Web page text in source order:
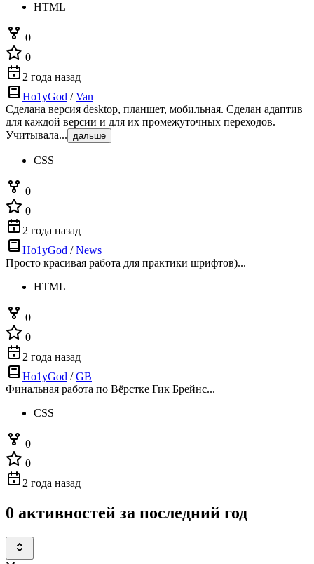
HTML
0
0
2 года назад
Ho1yGod /Van
Сделана версия desktop, планшет, мобильная. Сделан адаптив
для каждой версии и для их промежуточных переходов.
Учитывала... дальше
CSS
0
0
2 года назад
Ho1yGod /News
Просто красивая работа для практики шрифтов)...
HTML
0
0
2 года назад
Ho1yGod /GB
Финальная работа по Вёрстке Гик Брейнс...
CSS
0
0
2 года назад
0 активностей за последний год